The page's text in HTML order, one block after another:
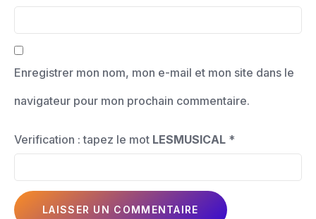
Enregistrer mon nom, mon e-mail et mon site dans le
navigateur pour mon prochain commentaire.
Verification : tapez le mot LESMUSICAL *